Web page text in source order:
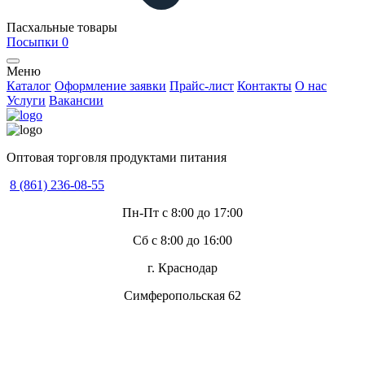
Пасхальные товары
Посыпки 0
Меню
Каталог Оформление заявки Прайс-лист Контакты О нас
Услуги Вакансии
Оптовая торговля продуктами питания
8 (861) 236-08-55
Пн-Пт с 8:00 до 17:00
Сб с 8:00 до 16:00
г. Краснодар
Симферопольская 62